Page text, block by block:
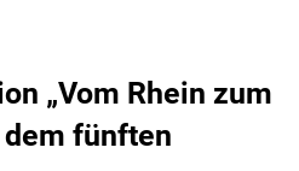
„Vom Rhein zum
fünften